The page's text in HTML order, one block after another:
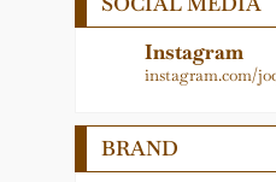
Logam
LAIN – LAIN
PEDEL
Nama Meja
Pin, Gantungan
Medali
Papan Nama
Piala
Plakat
Instagram
instagram.com/
BRAND